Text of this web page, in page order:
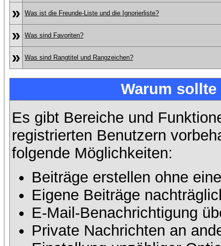
» Was ist die Freunde-Liste und die Ignorierliste?
» Was sind Favoriten?
» Was sind Rangtitel und Rangzeichen?
Warum
Es gibt Bereiche und
registrierten Benutzern
folgende Möglichkeiten:
Beiträge erstellen ohne
Eigene Beiträge
E-Mail-Benachrichtigung
Private Nachrichten an